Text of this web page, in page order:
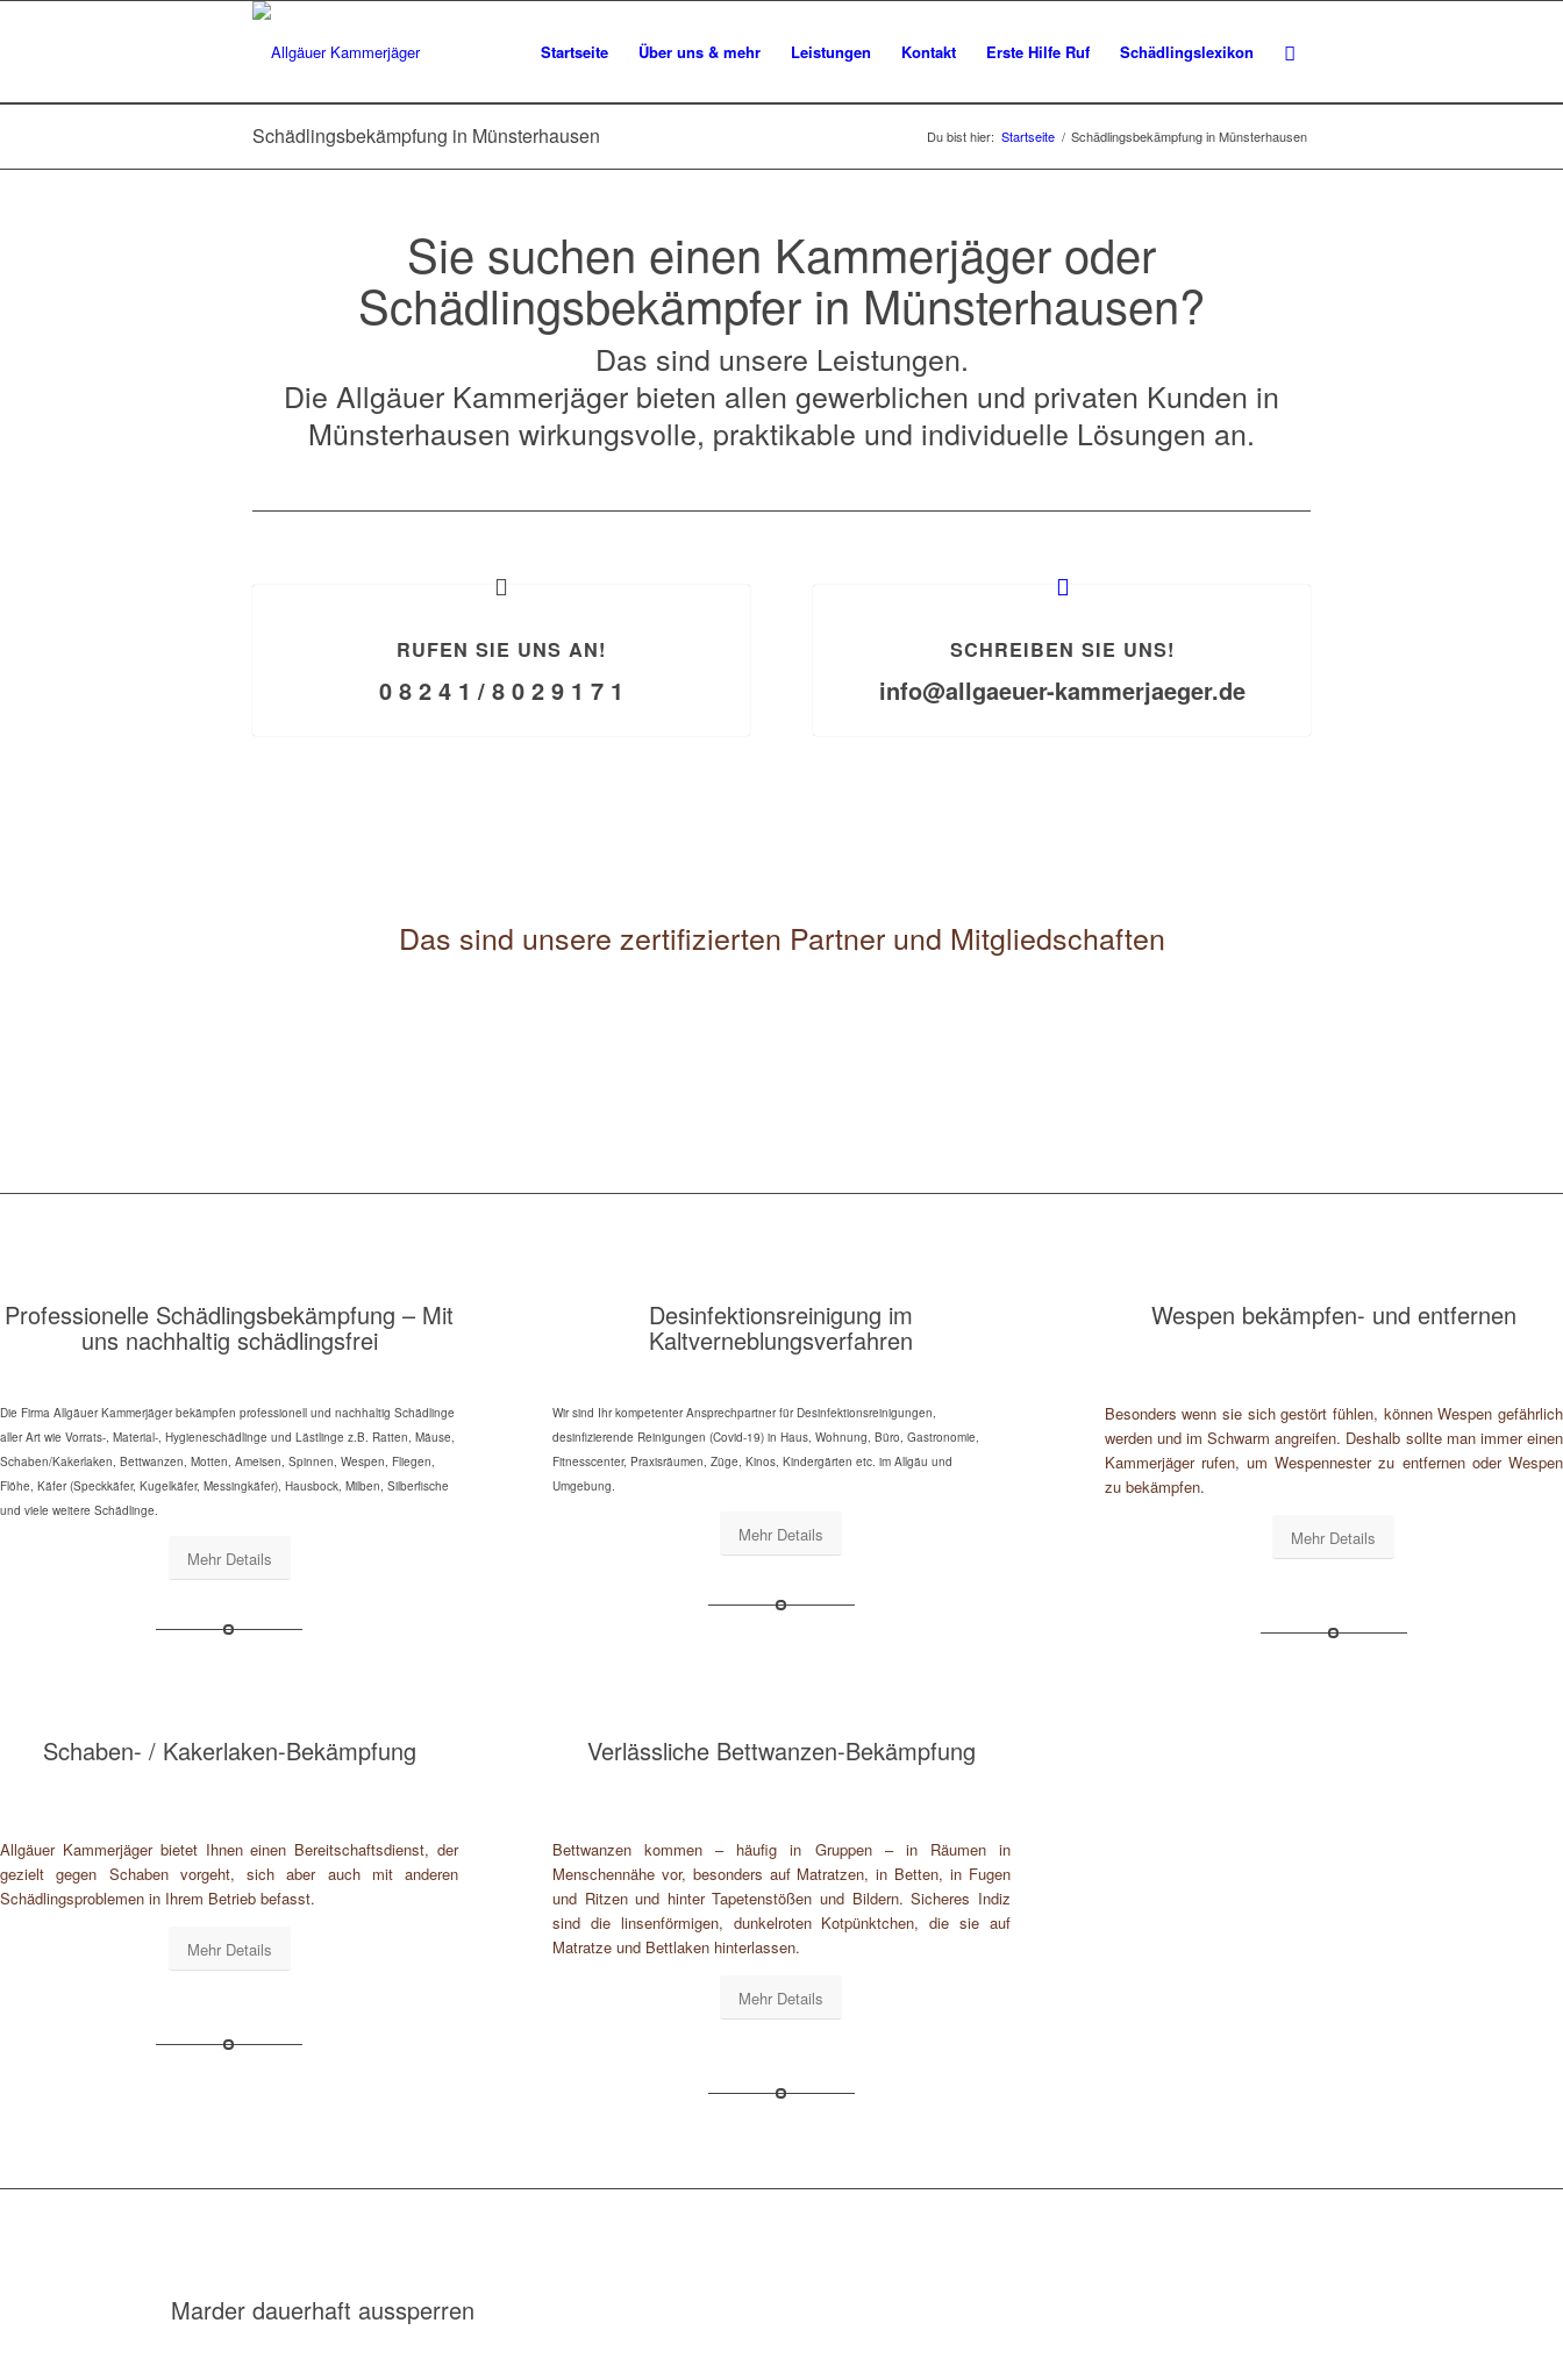
Startseite Über uns & mehr Leistungen Kontakt Erste Hilfe Ruf Schädlingslexikon
Schädlingsbekämpfung in Münsterhausen Du bist hier: Startseite / Schädlingsbekämpfung in Münsterhausen
Sie suchen einen Kammerjäger oder
Schädlingsbekämpfer in Münsterhausen?
Das sind unsere Leistungen.
Die Allgäuer Kammerjäger bieten allen gewerblichen und privaten Kunden in
Münsterhausen wirkungsvolle, praktikable und individuelle Lösungen an.
RUFEN SIE UNS AN!
0 8 2 4 1 / 8 0 2 9 1 7 1
SCHREIBEN SIE UNS!
info@allgaeuer-kammerjaeger.de
Das sind unsere zertifizierten Partner und Mitgliedschaften
Professionelle Schädlingsbekämpfung – Mit
uns nachhaltig schädlingsfrei
Die Firma Allgäuer Kammerjäger bekämpfen professionell und nachhaltig Schädlinge
aller Art wie Vorrats-, Material-, Hygieneschädlinge und Lästlinge z.B. Ratten, Mäuse,
Schaben/Kakerlaken, Bettwanzen, Motten, Ameisen, Spinnen, Wespen, Fliegen,
Flöhe, Käfer (Speckkäfer, Kugelkäfer, Messingkäfer), Hausbock, Milben, Silberfische
und viele weitere Schädlinge.
Mehr Details
Desinfektionsreinigung im
Kaltverneblungsverfahren
Wir sind Ihr kompetenter Ansprechpartner für Desinfektionsreinigungen,
desinfizierende Reinigungen (Covid-19) in Haus, Wohnung, Büro, Gastronomie,
Fitnesscenter, Praxisräumen, Züge, Kinos, Kindergärten etc. im Allgäu und
Umgebung.
Mehr Details
Wespen bekämpfen- und entfernen
Besonders wenn sie sich gestört fühlen, können Wespen gefährlich
werden und im Schwarm angreifen. Deshalb sollte man immer einen
Kammerjäger rufen, um Wespennester zu entfernen oder Wespen
zu bekämpfen.
Mehr Details
Schaben- / Kakerlaken-Bekämpfung
Allgäuer Kammerjäger bietet Ihnen einen Bereitschaftsdienst, der
gezielt gegen Schaben vorgeht, sich aber auch mit anderen
Schädlingsproblemen in Ihrem Betrieb befasst.
Mehr Details
Verlässliche Bettwanzen-Bekämpfung
Bettwanzen kommen – häufig in Gruppen – in Räumen in
Menschennähe vor, besonders auf Matratzen, in Betten, in Fugen
und Ritzen und hinter Tapetenstößen und Bildern. Sicheres Indiz
sind die linsenförmigen, dunkelroten Kotpünktchen, die sie auf
Matratze und Bettlaken hinterlassen.
Mehr Details
Marder dauerhaft aussperren